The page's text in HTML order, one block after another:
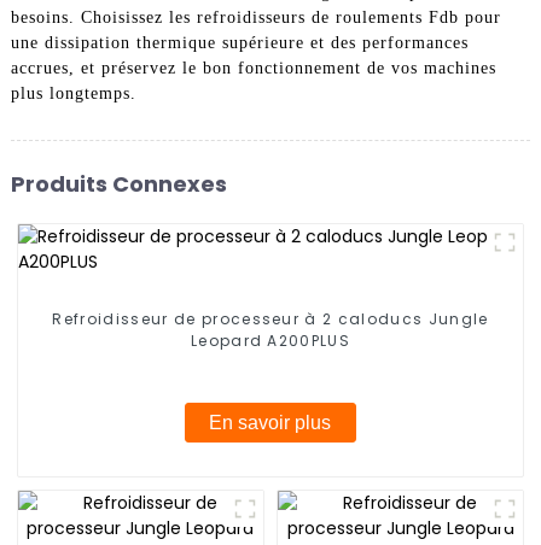
besoins. Choisissez les refroidisseurs de roulements Fdb pour
une dissipation thermique supérieure et des performances
accrues, et préservez le bon fonctionnement de vos machines
plus longtemps.
Produits Connexes
Refroidisseur de processeur à 2 caloducs Jungle
Leopard A200PLUS
En savoir plus